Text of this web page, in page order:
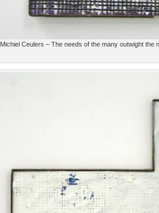
Michiel Ceulers – The needs of the many outwight